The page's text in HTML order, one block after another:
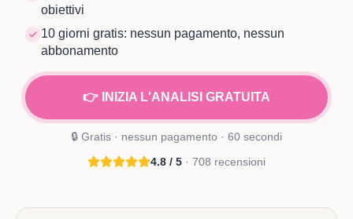
obiettivi
10 giorni gratis: nessun pagamento, nessun
abbonamento
👉 INIZIA L'ANALISI GRATUITA
🔒 Gratis · nessun pagamento · 60 secondi
4.8 / 5 · 708 recensioni